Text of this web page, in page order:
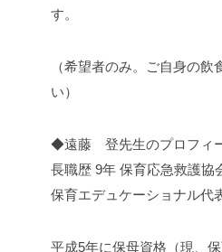
す。
（希望者のみ。ご自身の飲
い）
◆遠藤 登先生のプロフィ
長職歴 9年 保育応急救護
保育エデュケーショナル代
平成5年に保母資格（現、